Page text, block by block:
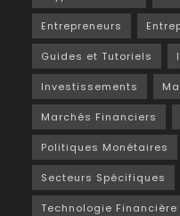
Entrepreneurs
Guides et Tutoriels
Investissements
Marchés Financiers
Politiques Monétaires
Secteurs Spécifiques
Technologie